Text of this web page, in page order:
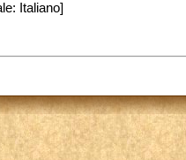
Italiano]